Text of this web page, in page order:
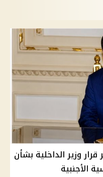
وزير الداخلية بشأن